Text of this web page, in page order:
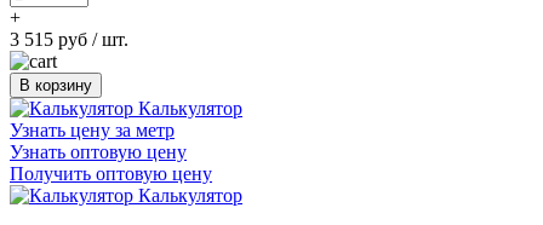
+
3 515 руб / шт.
В корзину
Калькулятор
Узнать цену за метр
Узнать оптовую цену
Получить оптовую цену
Калькулятор